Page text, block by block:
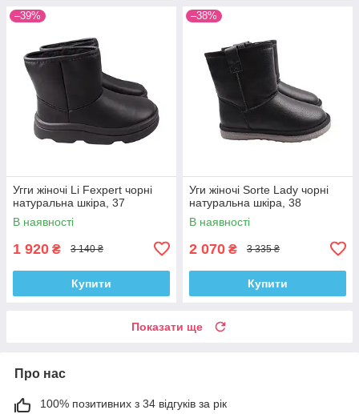
–39%
Угги жіночі Li Fexpert чорні
натуральна шкіра, 37
В наявності
1 920 ₴ 3 140 ₴
Купити
–38%
Уги жіночі Sorte Lady чорні
натуральна шкіра, 38
В наявності
2 070 ₴ 3 335 ₴
Купити
Показати ще
Про нас
100% позитивних з 34 відгуків за рік